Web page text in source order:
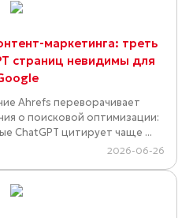
маркетинга: треть
страниц невидимы для
Ahrefs переворачивает
о поисковой оптимизации:
ChatGPT цитирует чаще ...
2026-06-26